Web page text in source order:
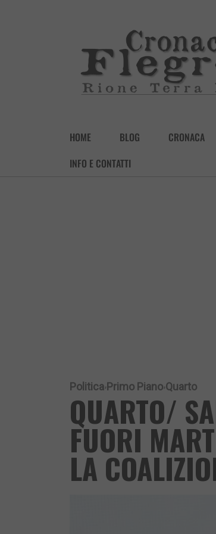
HOME BLOG CRONACA
INFO E CONTATTI
Politica Primo Piano Quarto
QUARTO/
FUORI
LA